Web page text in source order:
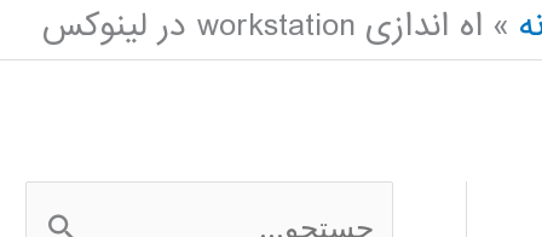
اه اندازی workstation در لینوکس